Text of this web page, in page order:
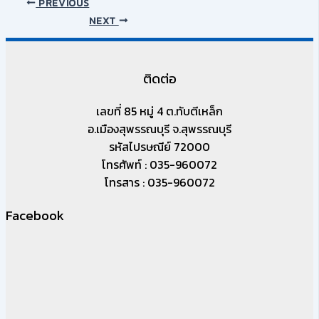
NEXT
ติดต่อ
เลขที่ 85 หมู่ 4 ต.ทับตีเหล็ก
อ.เมืองสุพรรณบุรี จ.สุพรรณบุรี
รหัสไปรษณีย์ 72000
โทรศัพท์ : 035-960072
โทรสาร : 035-960072
Facebook